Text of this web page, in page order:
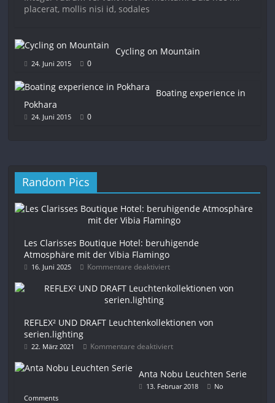
placerat, mollis nisi id, sodales
Cycling on Mountain
24. Juni 2015 0
Boating experience in
Pokhara
24. Juni 2015 0
Random Pics
Les Clarisses Boutique Hotel: beruhigende
Atmosphäre mit der Vibia Flamingo
16. Juni 2025 Kommentare deaktiviert
REFLEX² UND DRAFT Leuchtenkollektionen von
serien.lighting
22. März 2021 Kommentare deaktiviert
Anta Nobu Leuchten Serie
13. Februar 2018
No
Comments